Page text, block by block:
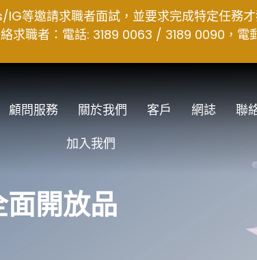
等邀請求職者面試，並要求完成特定任務
求職者：電話: 3189 0063 / 3189 0090，電
顧問服務 關於我們 客戶 網誌 聯
加入我們
開放品